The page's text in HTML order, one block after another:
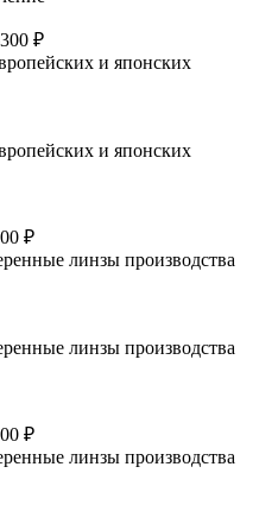
₽
и японских
и японских
₽
линзы производства
линзы производства
₽
линзы производства